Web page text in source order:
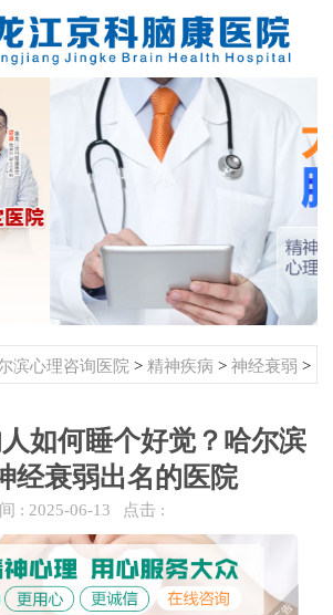
滨心理咨询医院 > 精神疾病 > 神经衰弱 >
如何睡个好觉？哈尔滨
经衰弱出名的医院
: 2025-06-13 点击 :